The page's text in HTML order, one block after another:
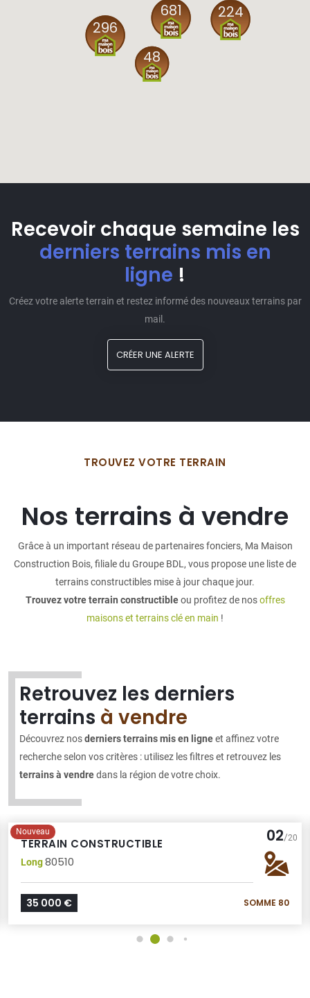
681 224
48
296
Recevoir chaque semaine les
derniers terrains mis en
ligne !
Créez votre alerte terrain et restez informé des nouveaux terrains par
mail.
CRÉER UNE ALERTE
TROUVEZ VOTRE TERRAIN
Nos terrains à vendre
Grâce à un important réseau de partenaires fonciers, Ma Maison
Construction Bois, filiale du Groupe BDL, vous propose une liste de
terrains constructibles mise à jour chaque jour.
Trouvez votre terrain constructibleou profitez de nosoffres
maisons et terrains clé en main !
Retrouvez les derniers
terrains à vendre
Découvrez nosderniers terrains mis en ligneet affinez votre
recherche selon vos critères : utilisez les filtres et retrouvez les
terrains à vendredans la région de votre choix.
02/20
Nouveau
TERRAIN CONSTRUCTIBLE
Long80510
35 000 € SOMME 80